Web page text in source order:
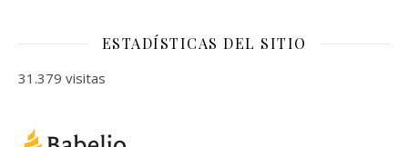
ESTADÍSTICAS DEL SITIO
31.379 visitas